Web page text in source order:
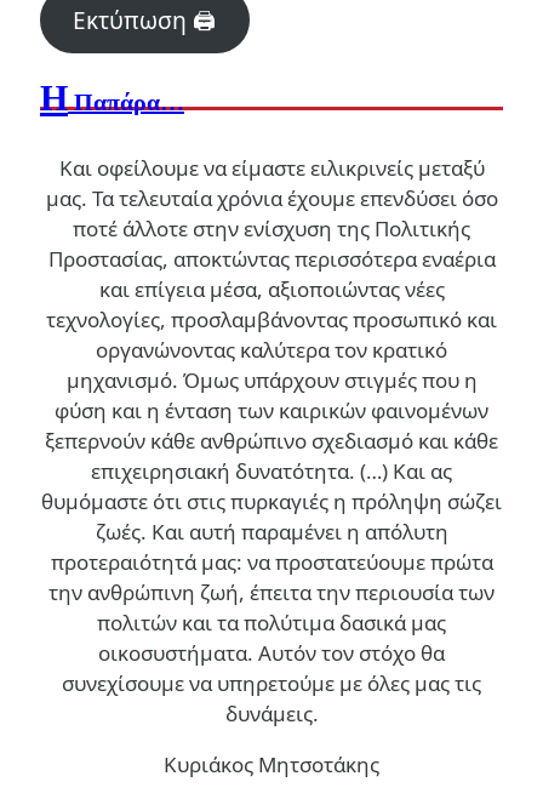
Εκτύπωση 🖨
ΗΠαπάρα…
Και οφείλουμε να είμαστε ειλικρινείς μεταξύ
μας. Τα τελευταία χρόνια έχουμε επενδύσει όσο
ποτέ άλλοτε στην ενίσχυση της Πολιτικής
Προστασίας, αποκτώντας περισσότερα εναέρια
και επίγεια μέσα, αξιοποιώντας νέες
τεχνολογίες, προσλαμβάνοντας προσωπικό και
οργανώνοντας καλύτερα τον κρατικό
μηχανισμό. Όμως υπάρχουν στιγμές που η
φύση και η ένταση των καιρικών φαινομένων
ξεπερνούν κάθε ανθρώπινο σχεδιασμό και κάθε
επιχειρησιακή δυνατότητα. (…) Και ας
θυμόμαστε ότι στις πυρκαγιές η πρόληψη σώζει
ζωές. Και αυτή παραμένει η απόλυτη
προτεραιότητά μας: να προστατεύουμε πρώτα
την ανθρώπινη ζωή, έπειτα την περιουσία των
πολιτών και τα πολύτιμα δασικά μας
οικοσυστήματα. Αυτόν τον στόχο θα
συνεχίσουμε να υπηρετούμε με όλες μας τις
δυνάμεις.
Κυριάκος Μητσοτάκης